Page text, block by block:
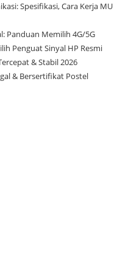
Spesifikasi, Cara Kerja MU
Panduan Memilih 4G/5G
Penguat Sinyal HP Resmi
& Stabil 2026
& Bersertifikat Postel